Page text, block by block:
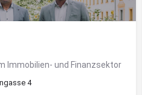
Immobilien- und Finanzsektor
4